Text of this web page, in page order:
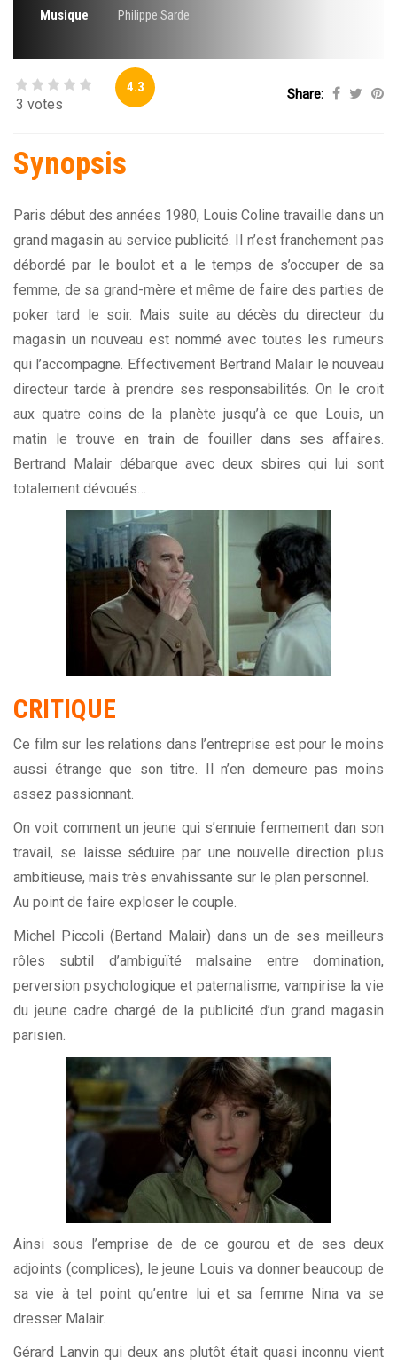
Musique
Philippe Sarde
3 votes
4.3 Share:
Synopsis
Paris début des années 1980, Louis Coline travaille dans un
grand magasin au service publicité. Il n’est franchement pas
débordé par le boulot et a le temps de s’occuper de sa
femme, de sa grand-mère et même de faire des parties de
poker tard le soir. Mais suite au décès du directeur du
magasin un nouveau est nommé avec toutes les rumeurs
qui l’accompagne. Effectivement Bertrand Malair le nouveau
directeur tarde à prendre ses responsabilités. On le croit
aux quatre coins de la planète jusqu’à ce que Louis, un
matin le trouve en train de fouiller dans ses affaires.
Bertrand Malair débarque avec deux sbires qui lui sont
totalement dévoués…
CRITIQUE
Ce film sur les relations dans l’entreprise est pour le moins
aussi étrange que son titre. Il n’en demeure pas moins
assez passionnant.
On voit comment un jeune qui s’ennuie fermement dan son
travail, se laisse séduire par une nouvelle direction plus
ambitieuse, mais très envahissante sur le plan personnel.
Au point de faire exploser le couple.
Michel Piccoli (Bertand Malair) dans un de ses meilleurs
rôles subtil d’ambiguïté malsaine entre domination,
perversion psychologique et paternalisme, vampirise la vie
du jeune cadre chargé de la publicité d’un grand magasin
parisien.
Ainsi sous l’emprise de de ce gourou et de ses deux
adjoints (complices), le jeune Louis va donner beaucoup de
sa vie à tel point qu’entre lui et sa femme Nina va se
dresser Malair.
Gérard Lanvin qui deux ans plutôt était quasi inconnu vient